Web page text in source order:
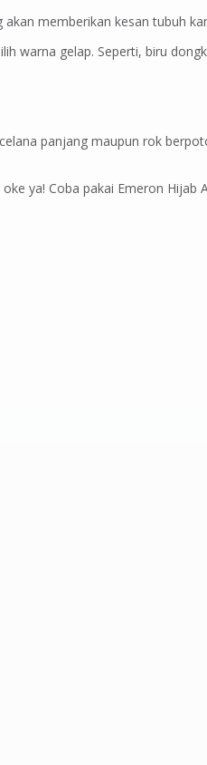
memberikan kesan tubuh
warna gelap. Seperti, biru
panjang maupun rok
ya! Coba pakai Emeron